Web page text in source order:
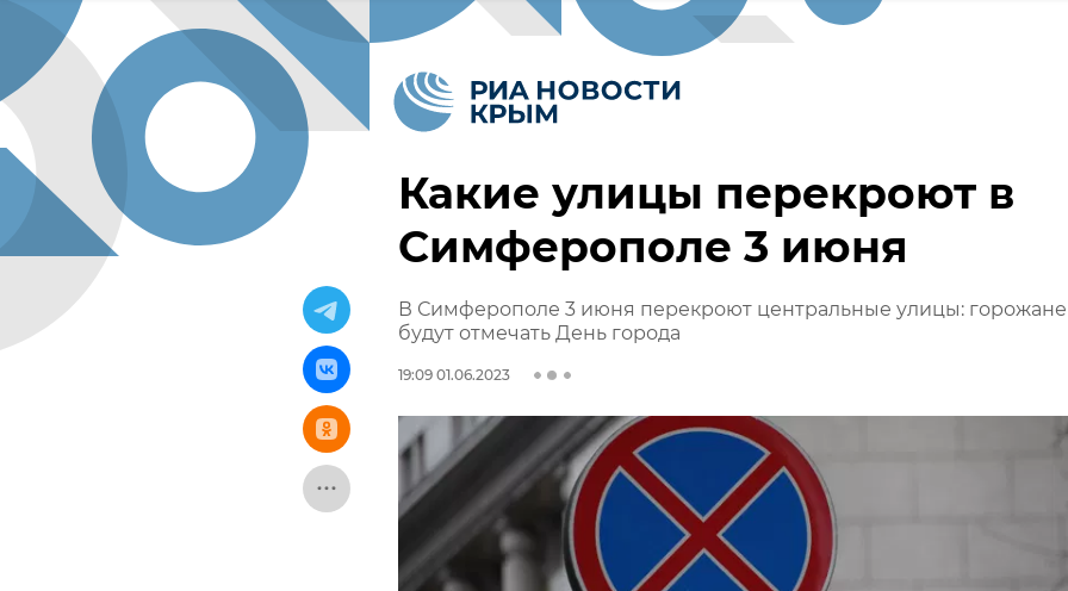
Какие улицы перекроют в
Симферополе 3 июня
В Симферополе 3 июня перекроют центральные улицы: горожане
будут отмечать День города
19:09 01.06.2023